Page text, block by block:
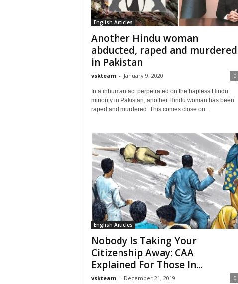
English Articles
Another Hindu woman
abducted, raped and murdered
in Pakistan
vskteam - January 9, 2020 0
In a inhuman act perpetrated on the hapless Hindu
minority in Pakistan, another Hindu woman has been
raped and murdered. This comes close on...
English Articles
Nobody Is Taking Your
Citizenship Away: CAA
Explained For Those In...
vskteam - December 21, 2019 0